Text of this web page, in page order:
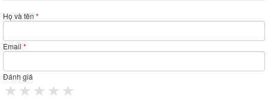
Họ và tên *
Email *
Đánh giá
4 stars
3 stars
2 stars
1 star